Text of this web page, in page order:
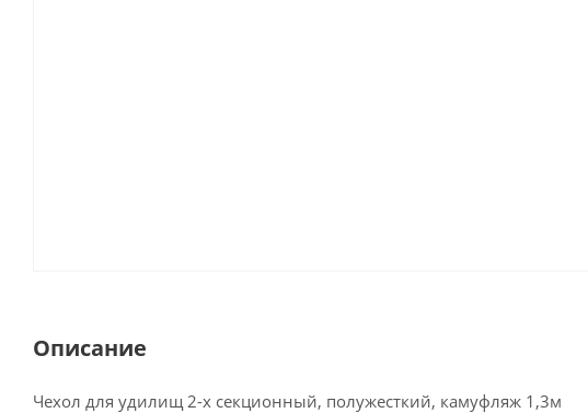
Описание
Чехол для удилищ 2-х секционный, полужесткий, камуфляж 1,3м